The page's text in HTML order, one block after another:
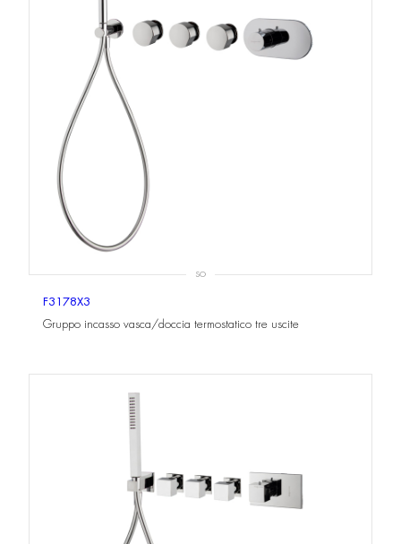
SO
F3178X3
Gruppo incasso vasca/doccia termostatico tre uscite